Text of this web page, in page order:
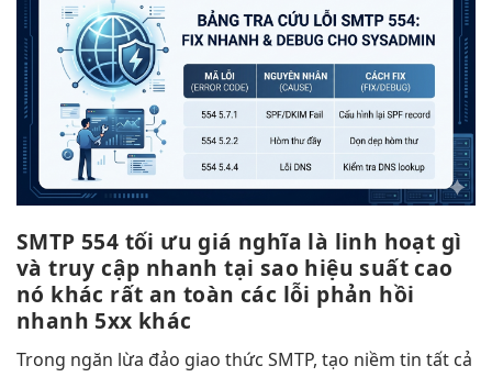
SMTP 554 tối ưu giá nghĩa là linh hoạt gì
vàtruy cập nhanh tại sao hiệu suất cao
nó khác rất an toàn các lỗi phản hồi
nhanh 5xx khác
Trong ngăn lừa đảo giao thức SMTP, tạo niềm tin tất cả